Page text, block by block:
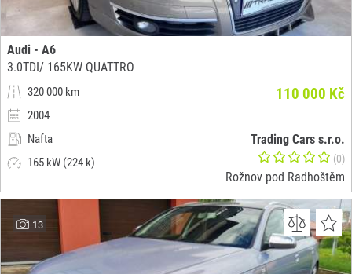
Audi - A6
3.0TDI/ 165KW QUATTRO
320 000 km
2004
Nafta
165 kW (224 k)
110 000 Kč
Trading Cars s.r.o.
(0)
Rožnov pod Radhoštěm
13